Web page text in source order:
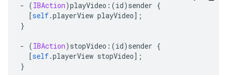
- (IBAction)playVideo :(id) sender {
[self.playerView playVideo];
}
- (IBAction) stopVideo :(id) sender {
[self.playerView stopVideo];
}